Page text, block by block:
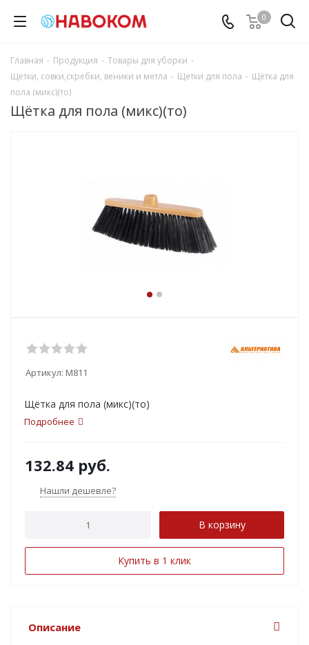
0
Главная - Продукция - Товары для уборки -
Щетки, совки,скребки, веники и метла - Щетки для пола - Щётка для
пола (микс)(то)
Щётка для пола (микс)(то)
Артикул: М811
Щётка для пола (микс)(то)
Подробнее
132.84 руб.
Нашли дешевле?
В корзину
Купить в 1 клик
Описание